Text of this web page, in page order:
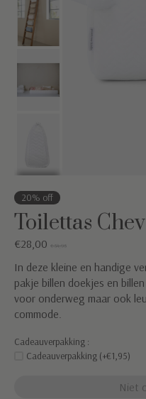
20% off
Toilettas
€28,00 €34,95
In deze kleine en handige
pakje billen doekjes en
voor onderweg maar ook
commode.
Cadeauverpakking :
Cadeauverpakking (+€1,95)
Niet